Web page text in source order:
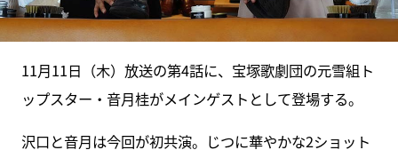
11月11日（木）放送の第4話に、宝塚歌劇団の元雪組ト
ップスター・音月桂がメインゲストとして登場する。
沢口と音月は今回が初共演。じつに華やかな2ショット